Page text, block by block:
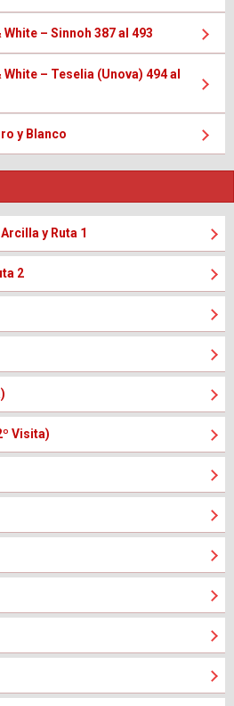
– Sinnoh 387 al 493
– Teselia (Unova) 494 al
y Blanco
y Ruta 1
2
Visita)